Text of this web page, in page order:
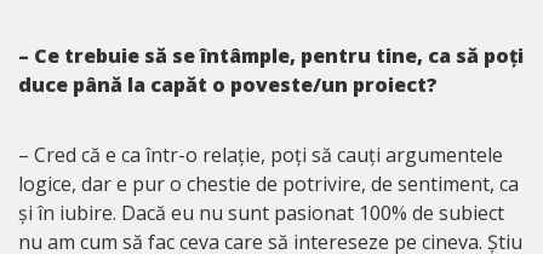
– Ce trebuie să se întâmple, pentru tine, ca să poți
duce până la capăt o poveste/un proiect?
– Cred că e ca într-o relație, poți să cauți argumentele
logice, dar e pur o chestie de potrivire, de sentiment, ca
și în iubire. Dacă eu nu sunt pasionat 100% de subiect
nu am cum să fac ceva care să intereseze pe cineva. Știu